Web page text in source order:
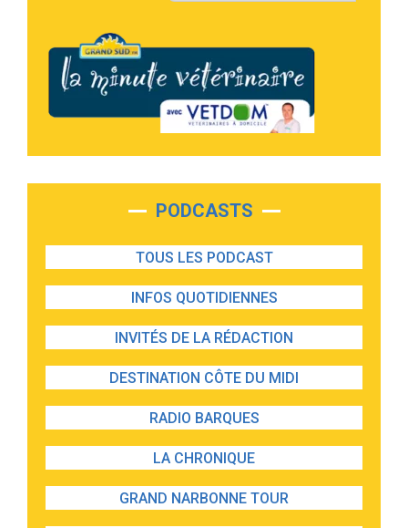
PODCASTS
TOUS LES PODCAST
INFOS QUOTIDIENNES
INVITÉS DE LA RÉDACTION
DESTINATION CÔTE DU MIDI
RADIO BARQUES
LA CHRONIQUE
GRAND NARBONNE TOUR